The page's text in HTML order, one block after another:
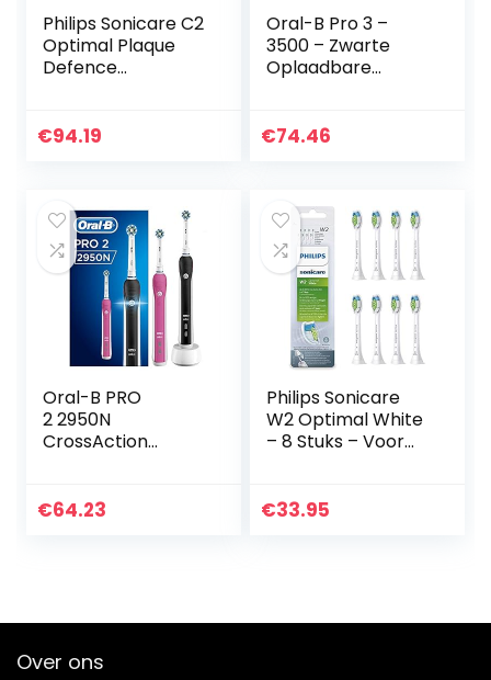
Philips Sonicare C2
Optimal Plaque
Defence
€94.19
Oral-B Pro 3 –
3500 – Zwarte
Oplaadbare
Handvat Met
€74.46
Oral-B PRO
2 2950N
CrossAction
€64.23
Philips Sonicare
W2 Optimal White
– 8 Stuks – Voor
automatisch de
€33.95
Over ons